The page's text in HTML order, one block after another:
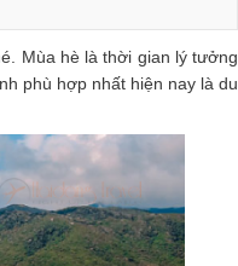
Mùa hè là thời gian lý tưởng
phù hợp nhất hiện nay là du